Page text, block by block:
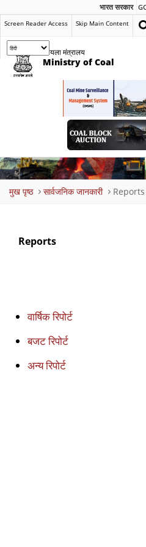
भारत सरकार
Screen Reader Access Skip Main Content
कोयला मंत्रालय
Ministry of Coal
मुख पृष्ठ सार्वजनिक जानकारी Reports
Reports
वार्षिक रिपोर्ट
बजट रिपोर्ट
अन्य रिपोर्ट